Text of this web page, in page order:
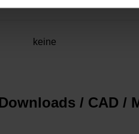
keine
/ CAD /